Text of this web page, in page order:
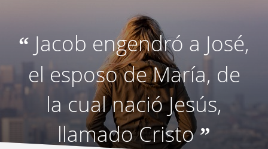
“ Jacob engendró a José,
el esposo de María, de
la cual nació Jesús,
llamado Cristo”